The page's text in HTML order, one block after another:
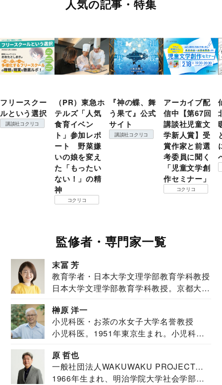
人気の記事・特集
フリースクー
ルという選択
講談社コクリコ
（PR）東急ホ
テルズ「人気
食育イベン
ト」参加レポ
ート 野菜嫌
いの娘を変え
た「もったい
ない！」の精
神
コクリコ
『神の蝶、舞
う果て』公式
サイト
講談社コクリコ
アーカイブ配
信中【第67回
講談社児童文
学新人賞】受
賞作家と前選
考委員に聞く
「児童文学創
作セミナー」
コクリコ
監修者・専門家一覧
末冨 芳
教育学者・日本大学文理学部教育学科教授
日本大学文理学部教育学科教授。京都大学
榊原 洋一
小児科医・お茶の水女子大学名誉教授
小児科医。1951年東京生まれ。小児科
原 哲也
一般社団法人WAKUWAKU PROJECT
JAPAN代表・言語聴覚士・社会福祉士
1966年生まれ、明治学院大学社会学部福